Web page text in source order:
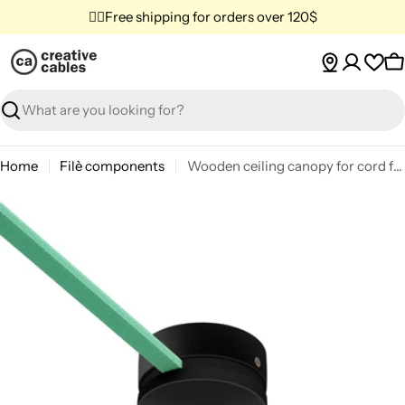
to
content
✌🏼Free shipping for orders over 120$
Search
Home Filè components
Wooden ceiling canopy for cord for string lights and Filé system. Made in Italy - Black
Skip
to
product
information
media 0 in modal